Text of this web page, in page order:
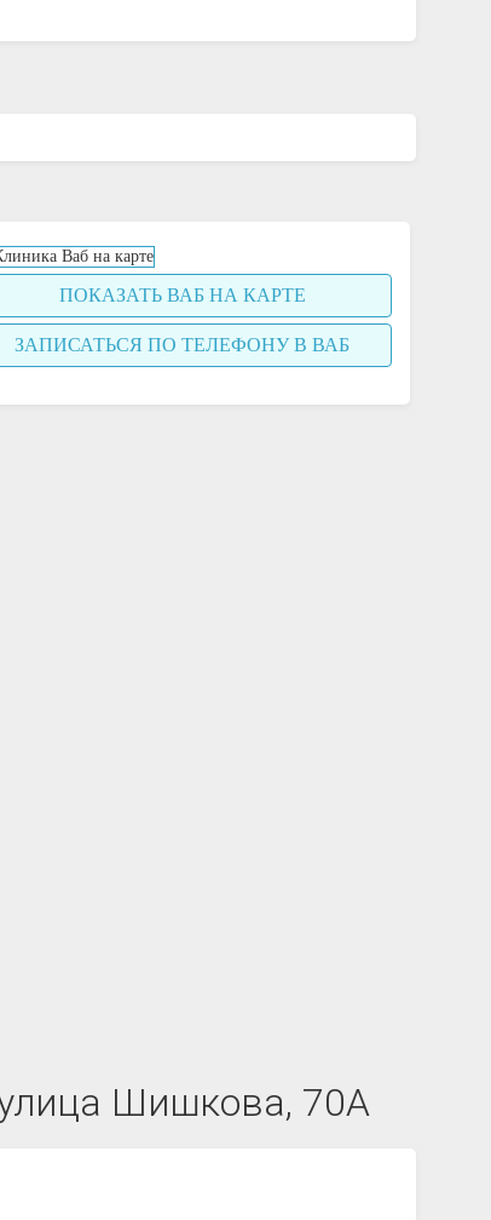
ПОКАЗАТЬ ВАБ НА КАРТЕ
ЗАПИСАТЬСЯ ПО ТЕЛЕФОНУ В ВАБ
улица Шишкова, 70А